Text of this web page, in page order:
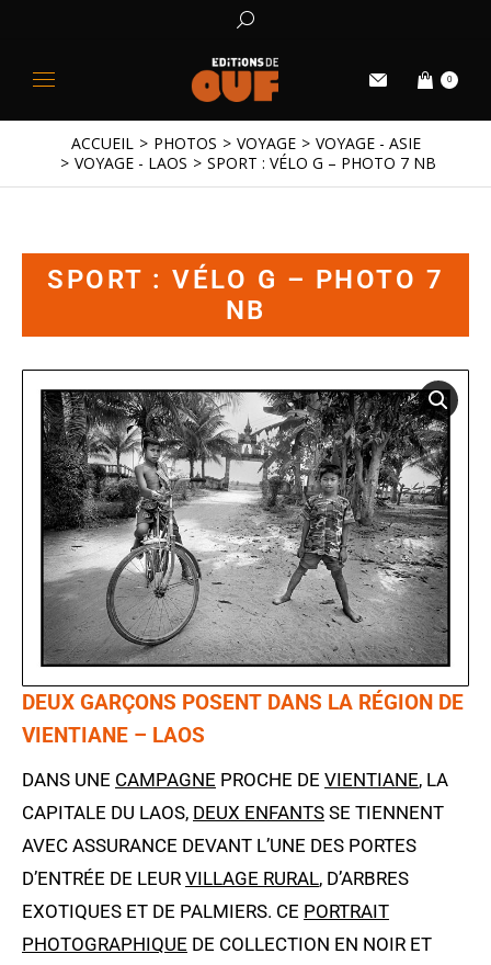
0
Vous êtes ici :
ACCUEIL PHOTOS VOYAGE
VOYAGE - ASIE
VOYAGE - LAOS
SPORT : VÉLO G – PHOTO 7 NB
SPORT : VÉLO G – PHOTO 7
NB
DEUX GARÇONS POSENT DANS LA RÉGION DE
VIENTIANE – LAOS
DANS UNE CAMPAGNE PROCHE DE VIENTIANE, LA
CAPITALE DU LAOS, DEUX ENFANTS SE TIENNENT
AVEC ASSURANCE DEVANT L’UNE DES PORTES
D’ENTRÉE DE LEUR VILLAGE RURAL, D’ARBRES
EXOTIQUES ET DE PALMIERS. CE PORTRAIT
PHOTOGRAPHIQUE DE COLLECTION EN NOIR ET